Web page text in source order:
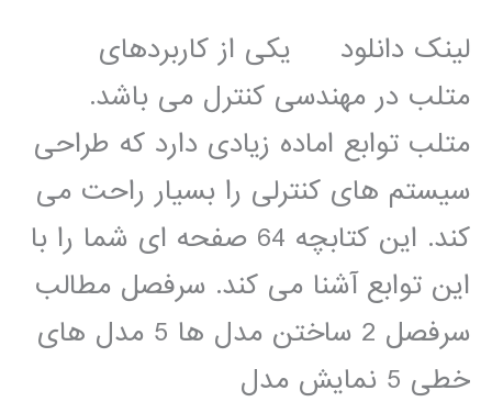
لینک دانلود یکی از کاربردهای
متلب در مهندسی کنترل می باشد.
متلب توابع اماده زیادی دارد که طراحی
سیستم های کنترلی را بسیار راحت می
کند. این کتابچه 64 صفحه ای شما را با
این توابع آشنا می کند. سرفصل مطالب
سرفصل 2 ساختن مدل ها 5 مدل های
خطی 5 نمایش مدل